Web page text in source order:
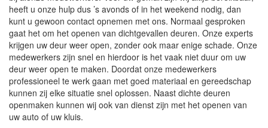
heeft u onze hulp dus ’s avonds of in het weekend nodig, dan
kunt u gewoon contact opnemen met ons. Normaal gesproken
gaat het om het openen van dichtgevallen deuren. Onze experts
krijgen uw deur weer open, zonder ook maar enige schade. Onze
medewerkers zijn snel en hierdoor is het vaak niet duur om uw
deur weer open te maken. Doordat onze medewerkers
professioneel te werk gaan met goed materiaal en gereedschap
kunnen zij elke situatie snel oplossen. Naast dichte deuren
openmaken kunnen wij ook van dienst zijn met het openen van
uw auto of uw kluis.